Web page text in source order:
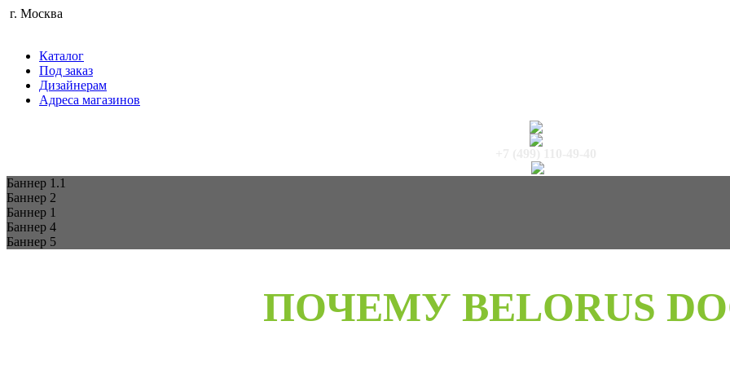
г. Москва
Каталог
Под заказ
Дизайнерам
Адреса магазинов
Баннер 1.1
Баннер 2
Баннер 1
Баннер 4
Баннер 5
ПОЧЕМУ BELORUS